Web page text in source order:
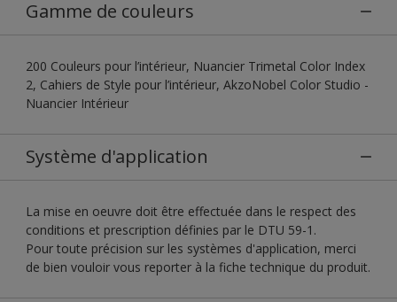
Gamme de couleurs
200 Couleurs pour l’intérieur, Nuancier Trimetal Color Index
2, Cahiers de Style pour l’intérieur, AkzoNobel Color Studio -
Nuancier Intérieur
Système d'application
La mise en oeuvre doit être effectuée dans le respect des
conditions et prescription définies par le DTU 59-1.
Pour toute précision sur les systèmes d'application, merci
de bien vouloir vous reporter à la fiche technique du produit.